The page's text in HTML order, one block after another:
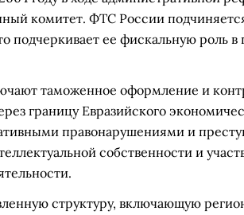
комитет. ФТС России
подчеркивает ее фискальную роль в
таможенное оформление и
границу Евразийского
правонарушениями и
собственности и
структуру, включающую